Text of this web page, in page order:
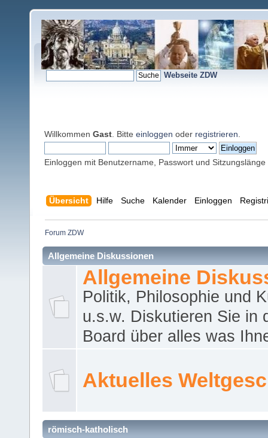
Webseite ZDW
Willkommen Gast . Bitte einloggen oder registrieren
Einloggen mit Benutzername, Passwort und Sitzungslänge
Übersicht Hilfe Suche Kalender Einloggen
Forum ZDW
Allgemeine Diskussionen
Allgemeine
Politik, Philosophie und
u.s.w. Diskutieren Sie in
Board über alles was
Aktuelles
römisch-katholisch